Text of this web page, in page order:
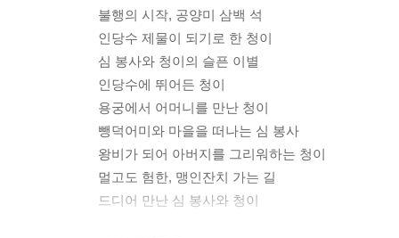
불행의 시작, 공양미 삼백 석
인당수 제물이 되기로 한 청이
심 봉사와 청이의 슬픈 이별
인당수에 뛰어든 청이
용궁에서 어머니를 만난 청이
뺑덕어미와 마을을 떠나는 심 봉사
왕비가 되어 아버지를 그리워하는 청이
멀고도 험한, 맹인잔치 가는 길
드디어 만난 심 봉사와 청이